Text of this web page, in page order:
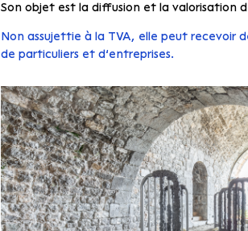
Son objet est la diffusion et la valorisation
Non assujettie à la TVA, elle peut recevoir
de particuliers et d’entreprises.